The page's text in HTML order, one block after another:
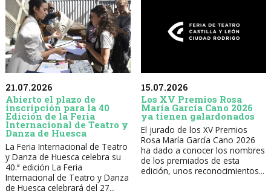
21.07.2026
Abierto el plazo de
inscripción para la 40
Edición de la Feria
Internacional de Teatro y
Danza de Huesca
La Feria Internacional de Teatro
y Danza de Huesca celebra su
40.ª edición La Feria
Internacional de Teatro y Danza
de Huesca celebrará del 27...
15.07.2026
Los XV Premios Rosa
María García Cano 2026
ya tienen galardonados
El jurado de los XV Premios
Rosa María García Cano 2026
ha dado a conocer los nombres
de los premiados de esta
edición, unos reconocimientos...